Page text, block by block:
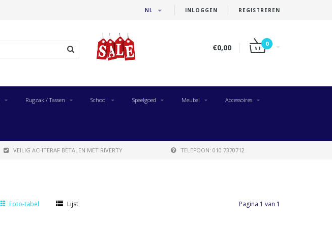
INLOGGEN REGISTREREN
NL
€0,00 0
Rugzak / Tassen School Speelgoed Meubel Accessoires
VEILIG ACHTERAF BETALEN MET RIVERTY TELEFOON: 010 7370712
Foto-tabel Lijst Pagina 1 van 1